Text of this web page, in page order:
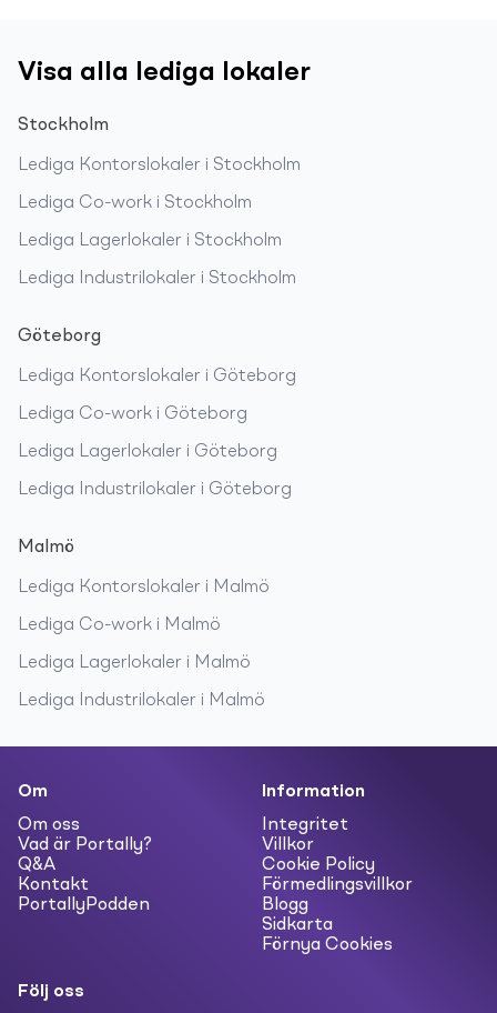
Visa alla lediga lokaler
Stockholm
Lediga Kontorslokaler i Stockholm
Lediga Co-work i Stockholm
Lediga Lagerlokaler i Stockholm
Lediga Industrilokaler i Stockholm
Göteborg
Lediga Kontorslokaler i Göteborg
Lediga Co-work i Göteborg
Lediga Lagerlokaler i Göteborg
Lediga Industrilokaler i Göteborg
Malmö
Lediga Kontorslokaler i Malmö
Lediga Co-work i Malmö
Lediga Lagerlokaler i Malmö
Lediga Industrilokaler i Malmö
Om
Om oss
Vad är Portally?
Q&A
Kontakt
PortallyPodden
Information
Integritet
Villkor
Cookie Policy
Förmedlingsvillkor
Blogg
Sidkarta
Förnya Cookies
Följ oss